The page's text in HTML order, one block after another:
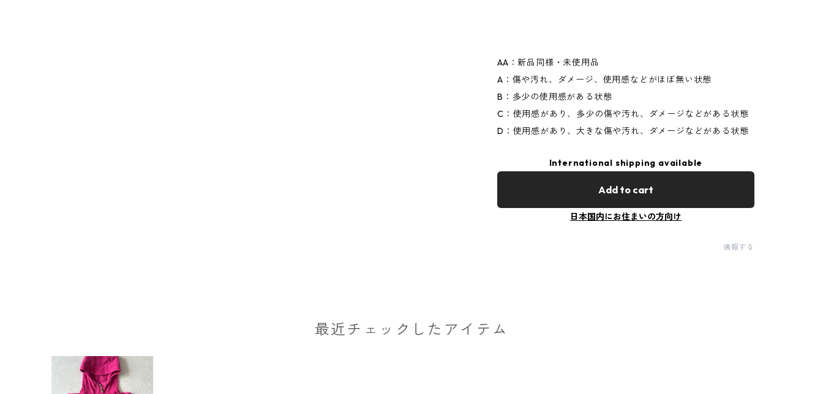
AA：新品同様・未使用品
A：傷や汚れ、ダメージ、使用感などがほぼ無い状態
B：多少の使用感がある状態
C：使用感があり、多少の傷や汚れ、ダメージなどがある状態
D：使用感があり、大きな傷や汚れ、ダメージなどがある状態
International shipping available
Add to cart
日本国内にお住まいの方向け
通報する
最近チェックしたアイテム